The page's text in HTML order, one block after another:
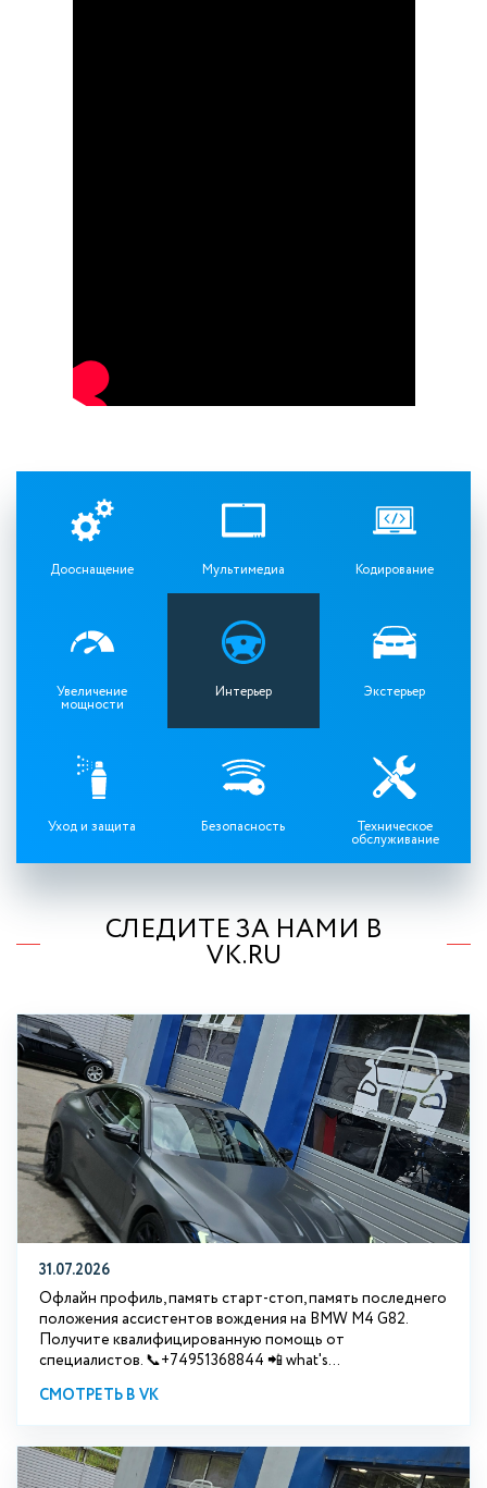
Дооснащение Мультимедиа Кодирование
Увеличение
мощности
Интерьер Экстерьер
Уход и защита Безопасность Техническое
обслуживание
СЛЕДИТЕ ЗА НАМИ В
VK.RU
31.07.2026
Офлайн профиль, память старт-стоп, память последнего
положения ассистентов вождения на BMW М4 G82.
Получите квалифицированную помощь от
специалистов. 📞+74951368844 📲 what's...
СМОТРЕТЬ В VK